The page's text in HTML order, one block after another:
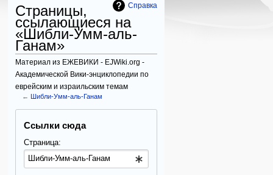
Справка
Страницы,
ссылающиеся на
«Шибли-Умм-аль-
Ганам»
Материал из ЕЖЕВИКИ - EJWiki.org -
Академической Вики-энциклопедии по
еврейским и израильским темам
←Шибли-Умм-аль-Ганам
Ссылки сюда
Страница: